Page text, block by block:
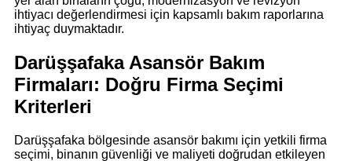
ihtiyacı değerlendirmesi için kapsamlı bakım raporlarına
ihtiyaç duymaktadır.
Darüşşafaka Asansör Bakım
Firmaları: Doğru Firma Seçimi
Kriterleri
Darüşşafaka bölgesinde asansör bakımı için yetkili firma
seçimi, binanın güvenliği ve maliyeti doğrudan etkileyen